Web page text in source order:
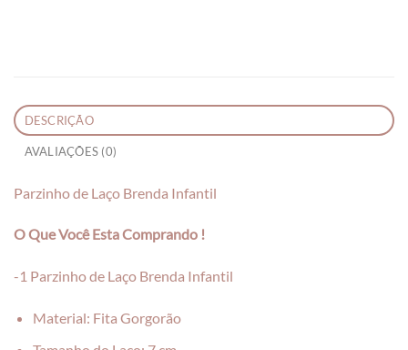
DESCRIÇÃO
AVALIAÇÕES (0)
Parzinho de Laço Brenda Infantil
O Que Você Esta Comprando !
-1 Parzinho de Laço Brenda Infantil
Material: Fita Gorgorão